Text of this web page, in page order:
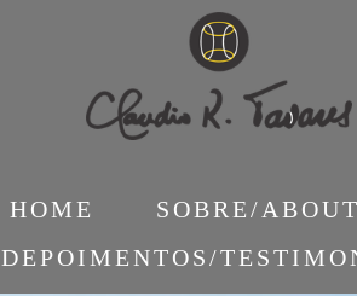
HOME SOBRE/ABOUT
DEPOIMENTOS/